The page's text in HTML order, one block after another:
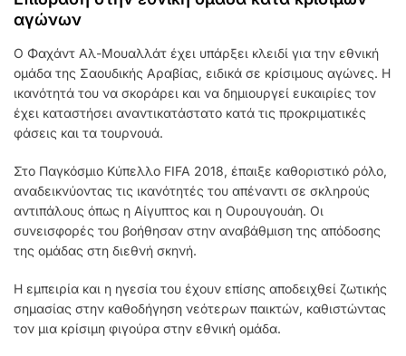
αγώνων
Ο Φαχάντ Αλ-Μουαλλάτ έχει υπάρξει κλειδί για την εθνική
ομάδα της Σαουδικής Αραβίας, ειδικά σε κρίσιμους αγώνες. Η
ικανότητά του να σκοράρει και να δημιουργεί ευκαιρίες τον
έχει καταστήσει αναντικατάστατο κατά τις προκριματικές
φάσεις και τα τουρνουά.
Στο Παγκόσμιο Κύπελλο FIFA 2018, έπαιξε καθοριστικό ρόλο,
αναδεικνύοντας τις ικανότητές του απέναντι σε σκληρούς
αντιπάλους όπως η Αίγυπτος και η Ουρουγουάη. Οι
συνεισφορές του βοήθησαν στην αναβάθμιση της απόδοσης
της ομάδας στη διεθνή σκηνή.
Η εμπειρία και η ηγεσία του έχουν επίσης αποδειχθεί ζωτικής
σημασίας στην καθοδήγηση νεότερων παικτών, καθιστώντας
τον μια κρίσιμη φιγούρα στην εθνική ομάδα.